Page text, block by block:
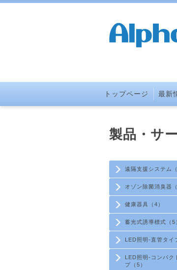
トップページ 最新
遠隔支援システム（
オゾン除菌消臭器（
健康器具（4）
蓄光式誘導標式（5
LED照明-直管タイ
LED照明-コンパク
プ（5）
製品・サ